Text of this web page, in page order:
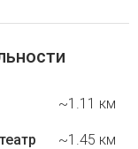
~1.11 км
~1.45 км